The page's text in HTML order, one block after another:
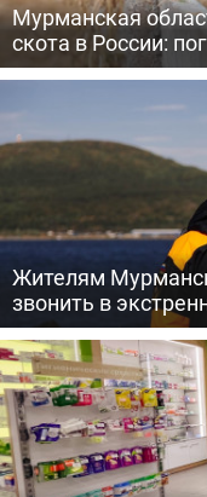
Мурманская
скота в России:
Жителям
звонить в